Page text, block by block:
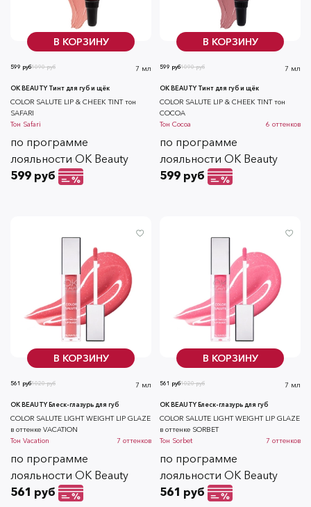
В КОРЗИНУ
1090 руб
599 руб 7 мл
OK BEAUTY Тинт для губ и щёк
СOLOR SALUTE LIP & CHEEK TINT тон
SAFARI
Тон Safari
по программе
лояльности OK Beauty
599 руб
В КОРЗИНУ
1090 руб
599 руб 7 мл
OK BEAUTY Тинт для губ и щёк
СOLOR SALUTE LIP & CHEEK TINT тон
COCOA
Тон Cocoa 6 оттенков
по программе
лояльности OK Beauty
599 руб
В КОРЗИНУ
1020 руб
561 руб 7 мл
OK BEAUTY Блеск-глазурь для губ
COLOR SALUTE LIGHT WEIGHT LIP GLAZE
в оттенке VACATION
Тон Vacation 7 оттенков
по программе
лояльности OK Beauty
561 руб
В КОРЗИНУ
1020 руб
561 руб 7 мл
OK BEAUTY Блеск-глазурь для губ
COLOR SALUTE LIGHT WEIGHT LIP GLAZE
в оттенке SORBET
Тон Sorbet 7 оттенков
по программе
лояльности OK Beauty
561 руб